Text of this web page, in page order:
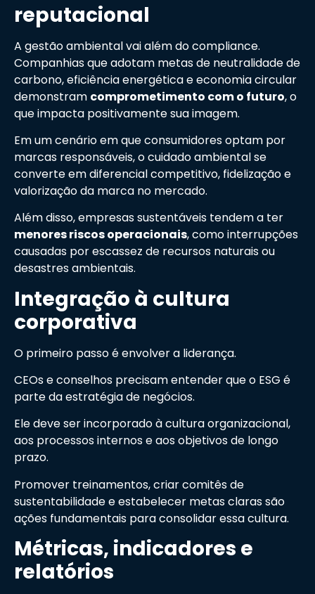
reputacional
A gestão ambiental vai além do compliance.
Companhias que adotam metas de neutralidade de
carbono, eficiência energética e economia circular
demonstram comprometimento com o futuro, o
que impacta positivamente sua imagem.
Em um cenário em que consumidores optam por
marcas responsáveis, o cuidado ambiental se
converte em diferencial competitivo, fidelização e
valorização da marca no mercado.
Além disso, empresas sustentáveis tendem a ter
menores riscos operacionais, como interrupções
causadas por escassez de recursos naturais ou
desastres ambientais.
Integração à cultura
corporativa
O primeiro passo é envolver a liderança.
CEOs e conselhos precisam entender que o ESG é
parte da estratégia de negócios.
Ele deve ser incorporado à cultura organizacional,
aos processos internos e aos objetivos de longo
prazo.
Promover treinamentos, criar comitês de
sustentabilidade e estabelecer metas claras são
ações fundamentais para consolidar essa cultura.
Métricas, indicadores e
relatórios